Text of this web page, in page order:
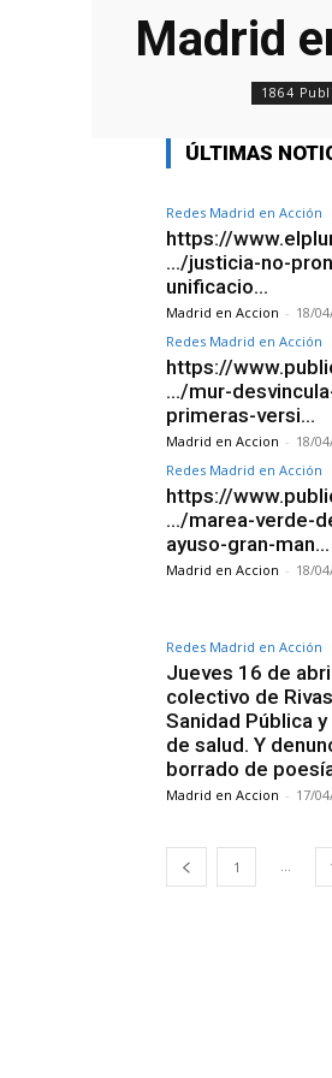
Madrid
1864
ÚLTIMAS
Redes Madrid en Acción
https://
…/justicia-no-
unificacio…
Madrid en Accion - 18/
Redes Madrid en Acción
https://
…/mur-
primeras-versi…
Madrid en Accion - 18/
Redes Madrid en Acción
https://
…/marea-verde-
ayuso-gran-man…
Madrid en Accion - 18/
Redes Madrid en Acción
Jueves 16 de
colectivo de
Sanidad Pública
de salud. Y
borrado de
Madrid en Accion - 17/
1